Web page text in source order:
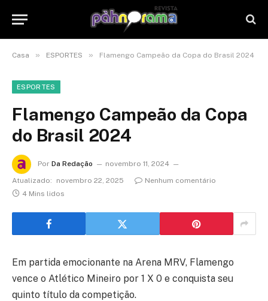
Casa » ESPORTES » Flamengo Campeão da Copa do Brasil 2024
ESPORTES
Flamengo Campeão da Copa
do Brasil 2024
Por Da Redação
novembro 11, 2024
Atualizado:
novembro 22, 2025
Nenhum comentário
4 Mins lidos
Em partida emocionante na Arena MRV, Flamengo
vence o Atlético Mineiro por 1 X 0 e conquista seu
quinto título da competição.